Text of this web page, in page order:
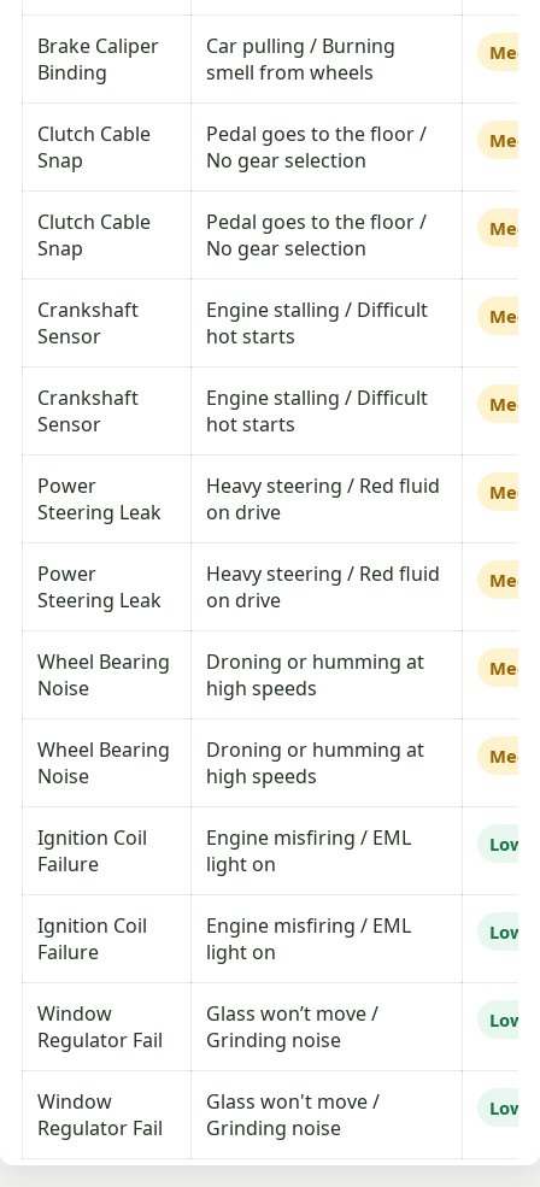
Brake Caliper
Binding
Car pulling / Burning
smell from wheels
Clutch Cable
Snap
Pedal goes to the floor /
No gear selection
Clutch Cable
Snap
Pedal goes to the floor /
No gear selection
Crankshaft
Sensor
Engine stalling / Difficult
hot starts
Crankshaft
Sensor
Engine stalling / Difficult
hot starts
Power
Steering Leak
Heavy steering / Red fluid
on drive
Power
Steering Leak
Heavy steering / Red fluid
on drive
Wheel Bearing
Noise
Droning or humming at
high speeds
Wheel Bearing
Noise
Droning or humming at
high speeds
Ignition Coil
Failure
Engine misfiring / EML
light on
Low
Ignition Coil
Failure
Engine misfiring / EML
light on
Low
Window
Regulator Fail
Glass won’t move /
Grinding noise
Low
Window
Regulator Fail
Glass won't move /
Grinding noise
Low